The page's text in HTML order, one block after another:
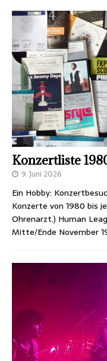
Konzertliste
9. Juni 2026
Ein Hobby:
Konzerte von 1980 bis
Ohrenarzt.) Human
Mitte/Ende November